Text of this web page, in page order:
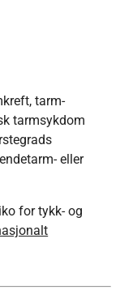
tarm-
tarmsykdom
eller
for tykk- og